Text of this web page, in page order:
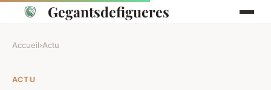
Gegantsdefigueres
Accueil›Actu
ACTU